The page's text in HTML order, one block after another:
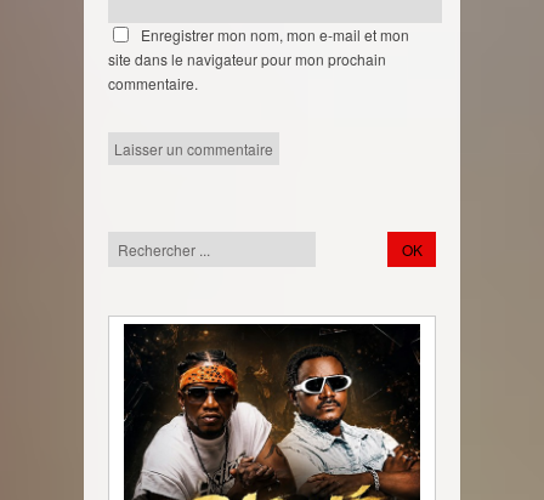
Enregistrer mon nom, mon e-mail et mon
site dans le navigateur pour mon prochain
commentaire.